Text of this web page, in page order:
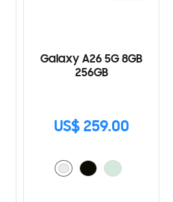
Galaxy A26 5G 8GB
256GB
US$ 259.00